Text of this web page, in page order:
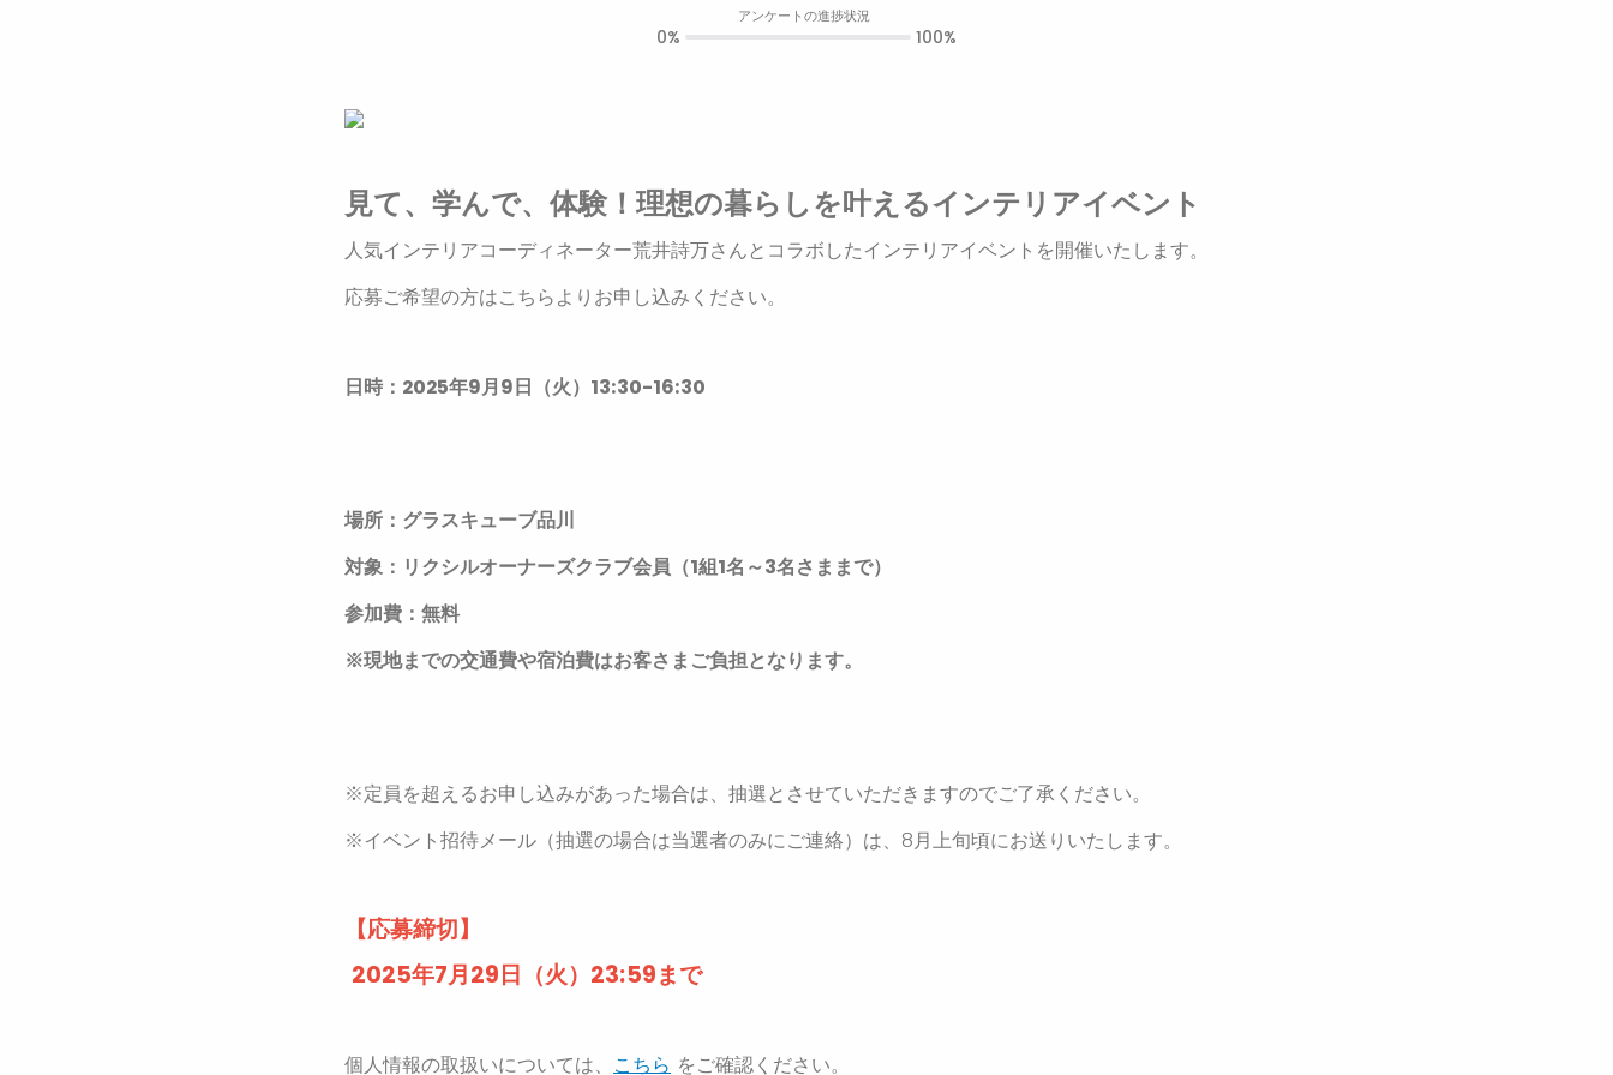
見て、学んで、体験！理想の暮らしを叶えるインテリアイベント
人気インテリアコーディネーター荒井詩万さんとコラボしたインテリアイベントを開催いたします。
応募ご希望の方はこちらよりお申し込みください。
日時：2025年9月9日（火）13:30-16:30
場所：グラスキューブ品川
対象：リクシルオーナーズクラブ会員（1組1名～3名さままで）
参加費：無料
※現地までの交通費や宿泊費はお客さまご負担となります。
※定員を超えるお申し込みがあった場合は、抽選とさせていただきますのでご了承ください。
※イベント招待メール（抽選の場合は当選者のみにご連絡）は、8月上旬頃にお送りいたします。
【応募締切】
2025年7月29日（火）23:59まで
個人情報の取扱いについては、 こちら をご確認ください。
アンケートの進捗状況
0% 100%